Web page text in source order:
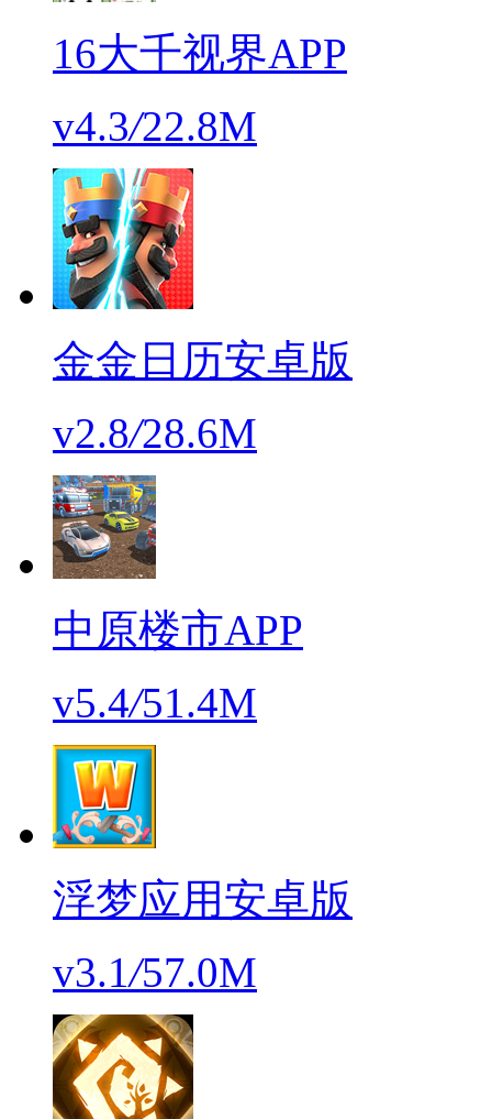
16大千视界APP
v4.3/22.8M
金金日历安卓版
v2.8/28.6M
中原楼市APP
v5.4/51.4M
浮梦应用安卓版
v3.1/57.0M